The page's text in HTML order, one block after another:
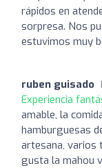
rápidos en
sorpresa. Nos
estuvimos muy
ruben guisado
Experiencia
amable, la
hamburguesas
artesana,
gusta la mahou